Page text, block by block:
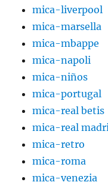
mica-liverpool
mica-marsella
mica-mbappe
mica-napoli
mica-niños
mica-portugal
mica-real betis
mica-real
mica-retro
mica-roma
mica-venezia